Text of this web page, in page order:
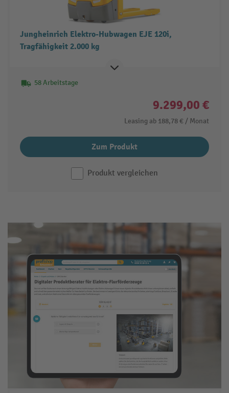
Jungheinrich Elektro-Hubwagen EJE 120i,
Tragfähigkeit 2.000 kg
58 Arbeitstage
9.299,00 €
Leasing ab 188,78 € / Monat
Zum Produkt
Produkt vergleichen